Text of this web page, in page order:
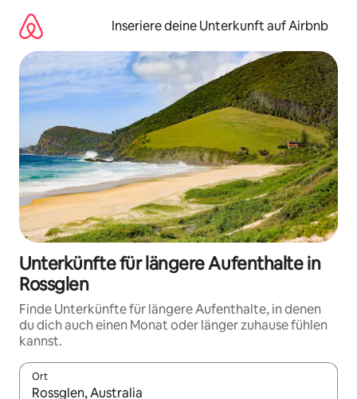
Inhalten
springen
Inseriere deine Unterkunft auf Airbnb
Unterkünfte für längere Aufenthalte in
Rossglen
Finde Unterkünfte für längere Aufenthalte, in denen
du dich auch einen Monat oder länger zuhause fühlen
kannst.
Ort
Wenn Ergebnisse verfügbar sind, navigiere mit den